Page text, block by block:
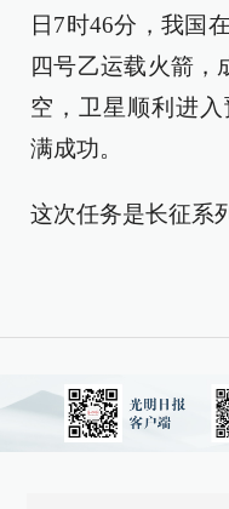
日7时46分，我国
四号乙运载火箭，
空，卫星顺利进
满成功。
这次任务是长征系